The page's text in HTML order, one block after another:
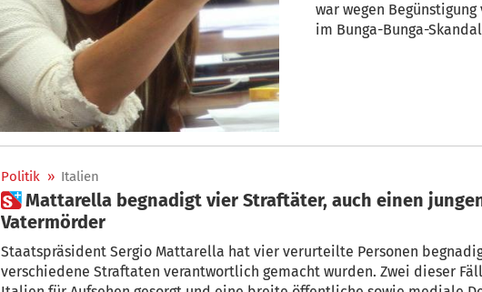
war wegen
im Bunga-Bunga-
Politik » Italien
 Mattarella begnadigt vier Straftäter, auch einen jungen
Vatermörder
Staatspräsident Sergio Mattarella hat vier verurteilte Personen
verschiedene Straftaten verantwortlich gemacht wurden. Zwei dieser